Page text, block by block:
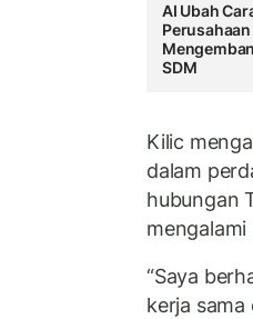
AI Ubah
Perusahaan
SDM
Kilic
dalam
hubungan
“Saya
kerja